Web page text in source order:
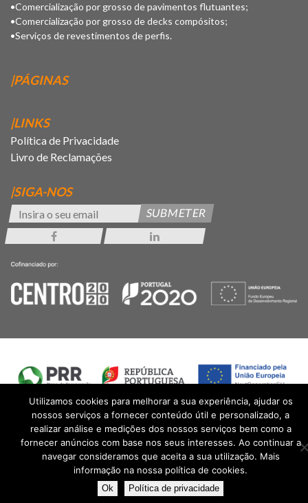
•Comercialização por grosso de pavimentos flutuantes;
•Comercialização por grosso de decks compósitos;
•Serviços de revestimentos de perfis.
|PÁGINAS
|LINKS
Política de Privacidade
Livro de Reclamações
|SIGA-NOS
SUBMETER
Utilizamos cookies para melhorar a sua experiência, ajudar os
nossos serviços a fornecer conteúdo útil e personalizado, a
realizar análise e medições dos nossos serviços bem como a
fornecer anúncios com base nos seus interesses. Ao continuar a
navegar consideramos que aceita a sua utilização. Mais
informação na nossa política de cookies.
Ok Política de privacidade